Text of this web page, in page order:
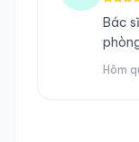
Bác
Hôm